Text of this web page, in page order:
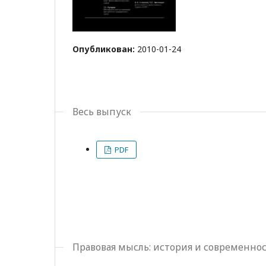
Опубликован: 2010-01-24
Весь выпуск
PDF
Правовая мысль: история и